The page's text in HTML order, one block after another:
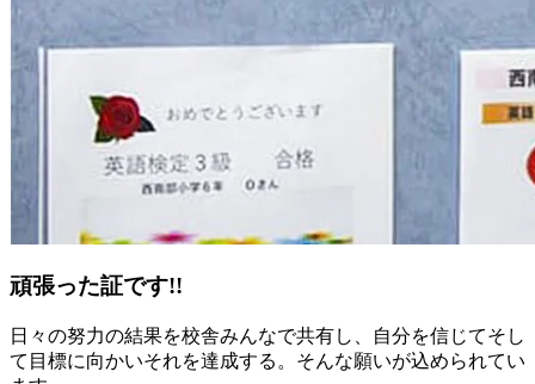
頑張った証です!!
日々の努力の結果を校舎みんなで共有し、自分を信じてそし
て目標に向かいそれを達成する。そんな願いが込められてい